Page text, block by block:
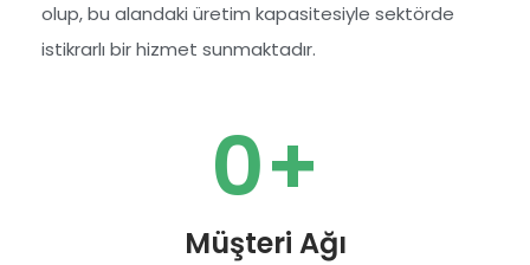
olup, bu alandaki üretim kapasitesiyle sektörde
istikrarlı bir hizmet sunmaktadır.
Müşteri Ağı
0+